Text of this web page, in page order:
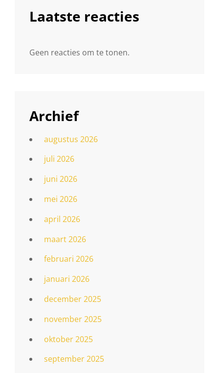
Laatste reacties
Geen reacties om te tonen.
Archief
augustus 2026
juli 2026
juni 2026
mei 2026
april 2026
maart 2026
februari 2026
januari 2026
december 2025
november 2025
oktober 2025
september 2025